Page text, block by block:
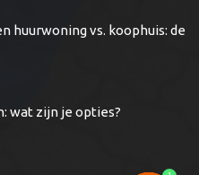
huurwoning vs. koophuis: de
wat zijn je opties?